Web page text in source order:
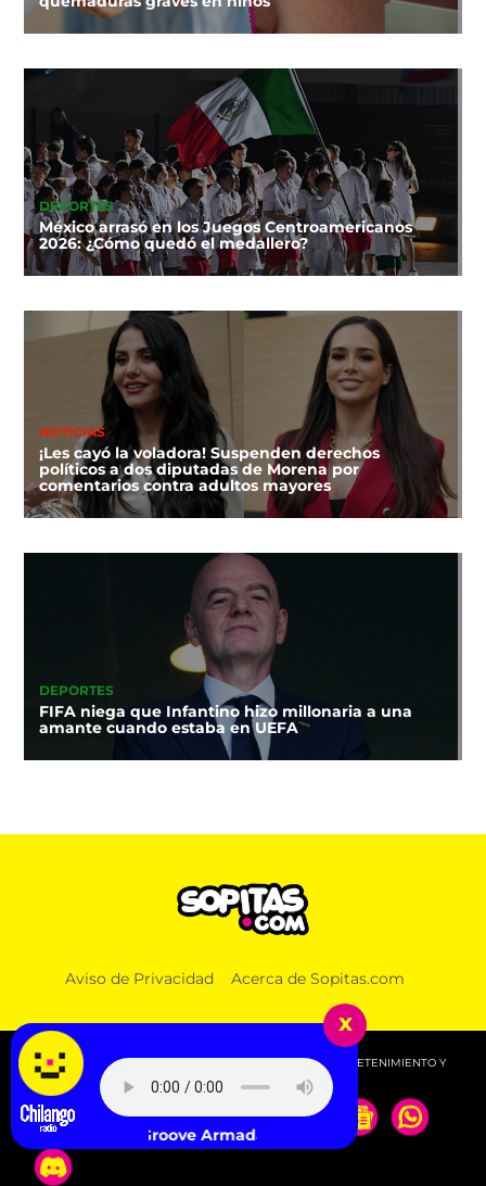
DEPORTES
México arrasó en los Juegos Centroamericanos
2026: ¿Cómo quedó el medallero?
NOTICIAS
¡Les cayó la voladora! Suspenden derechos
políticos a dos diputadas de Morena por
comentarios contra adultos mayores
DEPORTES
FIFA niega que Infantino hizo millonaria a una
amante cuando estaba en UEFA
Aviso de Privacidad Acerca de Sopitas.com
© 2026 SOPITAS.COM - MÚSICA, NOTICIAS, DEPORTES, ENTRETENIMIENTO Y
MÁS!.
x
Groove Armada - Superstylin'